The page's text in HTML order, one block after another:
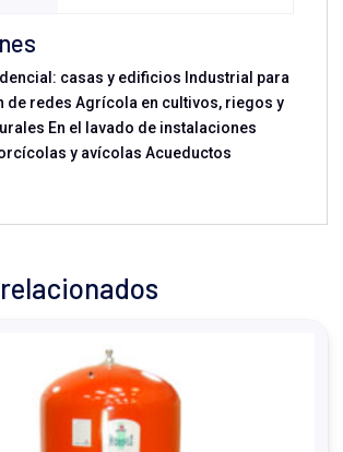
casas y edificios Industrial para
de redes Agrícola en cultivos, riegos y
En el lavado de instalaciones
y avícolas Acueductos